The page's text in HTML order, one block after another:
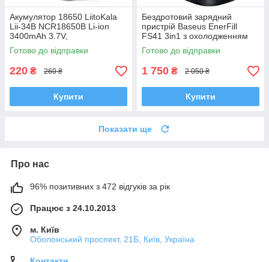
Акумулятор 18650 LiitoKala
Lii-34B NCR18650B Li-ion
3400mAh 3.7V,
максимальний струм 10A,
перезаряджуваний
Готово до відправки
220 ₴ 260 ₴
Купити
Бездротовий зарядний
пристрій Baseus EnerFill
FS41 3in1 з охолодженням
Black (P10281904123-01)
Готово до відправки
1 750 ₴ 2 050 ₴
Купити
Показати ще
Про нас
96% позитивних з 472 відгуків за рік
Працює з 24.10.2013
м. Київ
Оболонський проспект, 21Б, Київ, Україна